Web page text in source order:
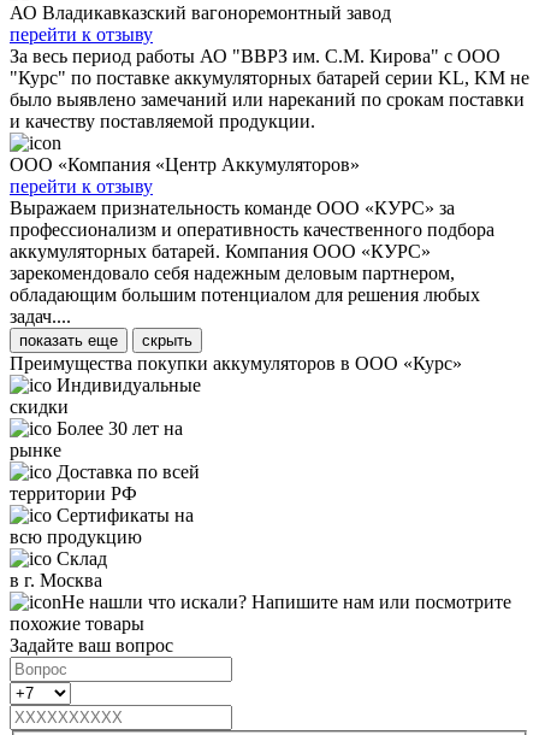
АО Владикавказский вагоноремонтный завод
перейти к отзыву
За весь период работы АО "ВВРЗ им. С.М. Кирова" с ООО
"Курс" по поставке аккумуляторных батарей серии KL, KM не
было выявлено замечаний или нареканий по срокам поставки
и качеству поставляемой продукции.
ООО «Компания «Центр Аккумуляторов»
перейти к отзыву
Выражаем признательность команде ООО «КУРС» за
профессионализм и оперативность качественного подбора
аккумуляторных батарей. Компания ООО «КУРС»
зарекомендовало себя надежным деловым партнером,
обладающим большим потенциалом для решения любых
задач....
показать еще скрыть
Преимущества покупки аккумуляторов в ООО «Курс»
Индивидуальные
скидки
Более 30 лет на
рынке
Доставка по всей
территории РФ
Сертификаты на
всю продукцию
Склад
в г. Москва
Не нашли что искали? Напишите нам или посмотрите
похожие товары
Задайте ваш вопрос